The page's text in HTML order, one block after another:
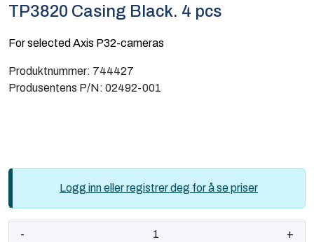
TP3820 Casing Black. 4 pcs
For selected Axis P32-cameras
Produktnummer: 744427
Produsentens P/N: 02492-001
Logg inn eller registrer deg for å se priser
- +